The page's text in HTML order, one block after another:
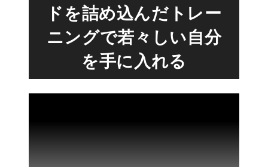
ドを詰め込んだトレー
ニングで若々しい自分
を手に入れる